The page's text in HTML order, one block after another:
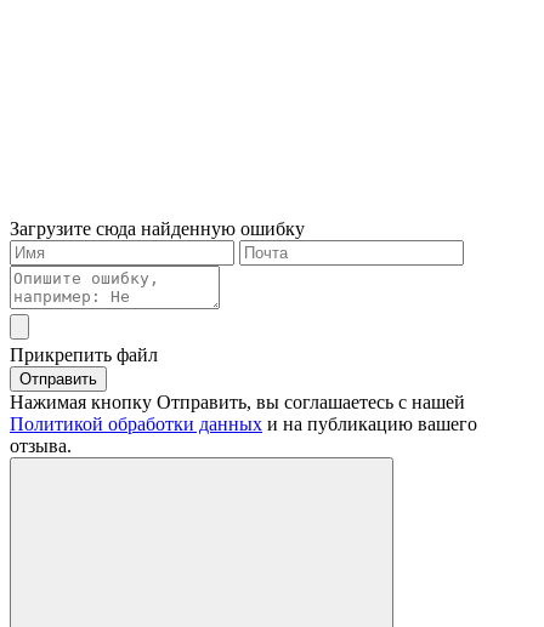
Загрузите сюда найденную ошибку
Прикрепить файл
Отправить
Нажимая кнопку Отправить, вы соглашаетесь с нашей
Политикой обработки данных и на публикацию вашего
отзыва.